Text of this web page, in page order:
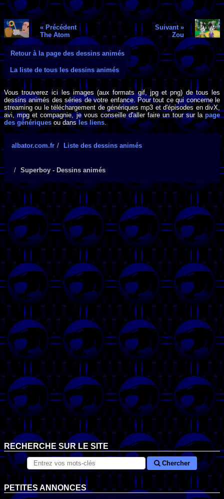
« Précédent
The Atom
Suivant »
Zou
Retour à la page des dessins animés
La liste de tous les dessins animés
Vous trouverez ici les images (aux formats gif, jpg et png) de tous les
dessins animés des séries de votre enfance. Pour tout ce qui concerne le
streaming ou le téléchargement de génériques mp3 et d'épisodes en divX,
avi, mpg et compagnie, je vous conseille d'aller faire un tour sur la page
des génériques ou dansles liens.
albator.com.fr Liste des dessins animés
Superboy - Dessins animés
RECHERCHE SUR LE SITE
Chercher
PETITES ANNONCES